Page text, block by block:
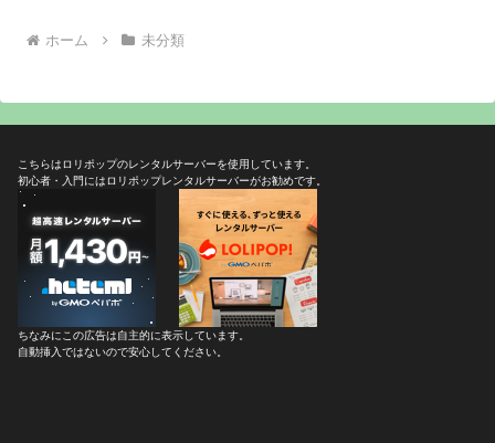
ホーム 未分類
こちらはロリポップのレンタルサーバーを使用しています。
初心者・入門にはロリポップレンタルサーバーがお勧めです。
ちなみにこの広告は自主的に表示しています。
自動挿入ではないので安心してください。